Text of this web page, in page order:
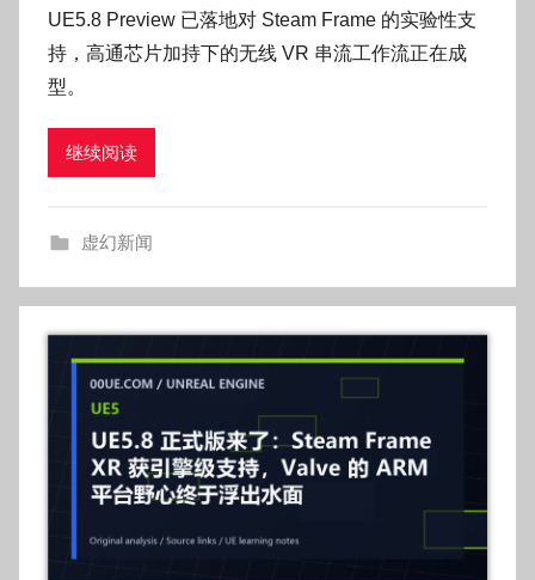
:
O
UE5.8 Preview 已落地对 Steam Frame 的实验性支
持，高通芯片加持下的无线 VR 串流工作流正在成
型。
继续阅读
虚幻新闻